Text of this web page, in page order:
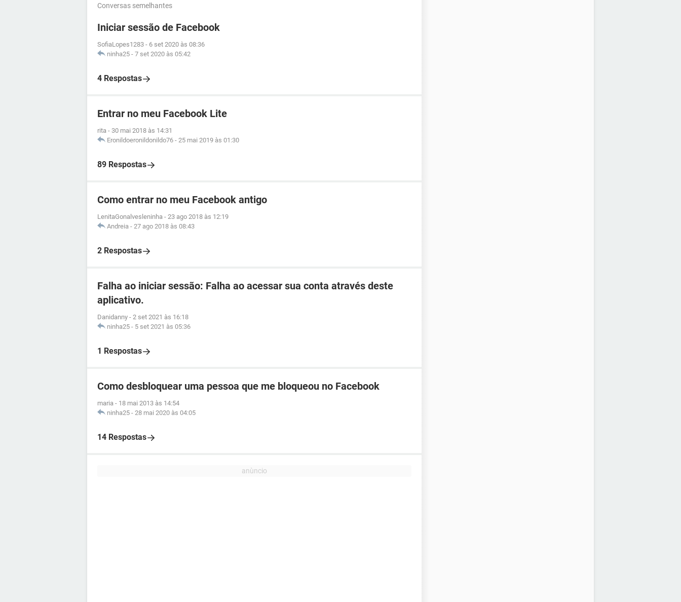
Conversas semelhantes
Iniciar sessão de Facebook
SofiaLopes1283 - 6 set 2020 às 08:36
ninha25 - 7 set 2020 às 05:42
4 Respostas
Entrar no meu Facebook Lite
rita - 30 mai 2018 às 14:31
Eronildoeronildonildo76 - 25 mai 2019 às 01:30
89 Respostas
Como entrar no meu Facebook antigo
LenitaGonalvesleninha - 23 ago 2018 às 12:19
Andreia - 27 ago 2018 às 08:43
2 Respostas
Falha ao iniciar sessão: Falha ao acessar sua conta através deste
aplicativo.
Danidanny - 2 set 2021 às 16:18
ninha25 - 5 set 2021 às 05:36
1 Respostas
Como desbloquear uma pessoa que me bloqueou no Facebook
maria - 18 mai 2013 às 14:54
ninha25 - 28 mai 2020 às 04:05
14 Respostas